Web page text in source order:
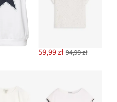
59,99 zł 94,99 zł